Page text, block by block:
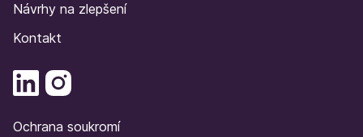
Návrhy na zlepšení
Kontakt
Ochrana soukromí